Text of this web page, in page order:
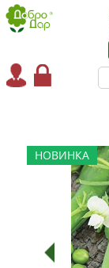
НОВИНКА